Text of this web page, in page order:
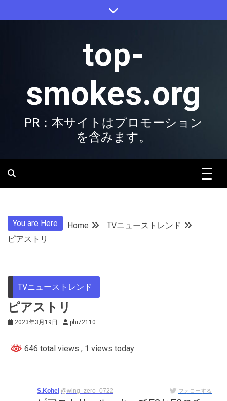
to
top-
smokes.org
PR：本サイトはプロモーション
を含みます。
You are Here Home
TVニューストレンド
ピアストリ
TVニューストレンド
ピアストリ
2023年3月19日 phi72110
646 total views , 1 views today
S.Kohei @wing_zero_0722 フォローする